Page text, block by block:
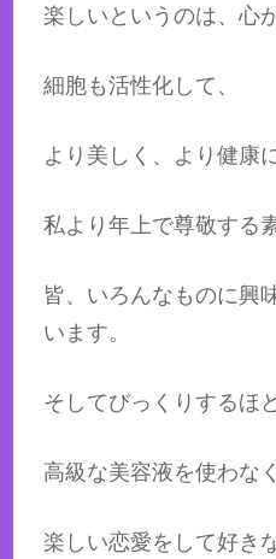
楽しいというのは、心
細胞も活性化して、
より美しく、より健康
私より年上で尊敬する
皆、いろんなものに興
います。
そしてびっくりするほ
高級な美容液を使わな
楽しい恋愛をして好き